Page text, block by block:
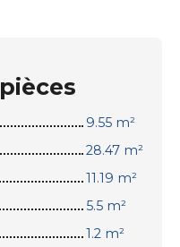
pièces
9.55 m²
28.47 m²
11.19 m²
5.5 m²
1.2 m²